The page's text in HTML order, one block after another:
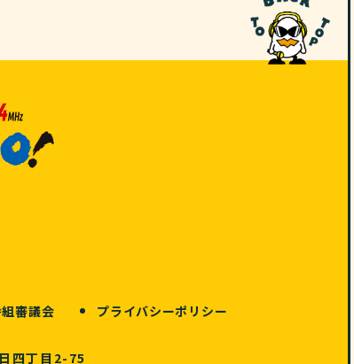
審議会 プライバシーポリシー
四丁目2-75